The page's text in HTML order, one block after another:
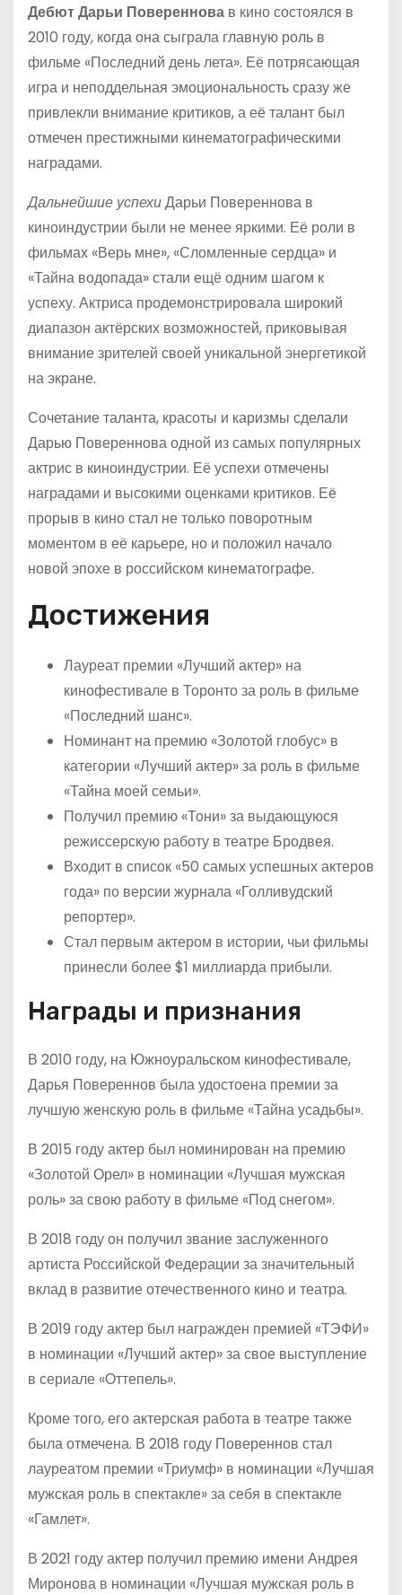
Дебют Дарьи Повереннова в кино состоялся в
2010 году, когда она сыграла главную роль в
фильме «Последний день лета». Её потрясающая
игра и неподдельная эмоциональность сразу же
привлекли внимание критиков, а её талант был
отмечен престижными кинематографическими
наградами.
Дальнейшие успехиДарьи Повереннова в
киноиндустрии были не менее яркими. Её роли в
фильмах «Верь мне», «Сломленные сердца» и
«Тайна водопада» стали ещё одним шагом к
успеху. Актриса продемонстрировала широкий
диапазон актёрских возможностей, приковывая
внимание зрителей своей уникальной энергетикой
на экране.
Сочетание таланта, красоты и каризмы сделали
Дарью Повереннова одной из самых популярных
актрис в киноиндустрии. Её успехи отмечены
наградами и высокими оценками критиков. Её
прорыв в кино стал не только поворотным
моментом в её карьере, но и положил начало
новой эпохе в российском кинематографе.
Достижения
Лауреат премии «Лучший актер» на
кинофестивале в Торонто за роль в фильме
«Последний шанс».
Номинант на премию «Золотой глобус» в
категории «Лучший актер» за роль в фильме
«Тайна моей семьи».
Получил премию «Тони» за выдающуюся
режиссерскую работу в театре Бродвея.
Входит в список «50 самых успешных актеров
года» по версии журнала «Голливудский
репортер».
Стал первым актером в истории, чьи фильмы
принесли более $1 миллиарда прибыли.
Награды и признания
В 2010 году, на Южноуральском кинофестивале,
Дарья Повереннов была удостоена премии за
лучшую женскую роль в фильме «Тайна усадьбы».
В 2015 году актер был номинирован на премию
«Золотой Орел» в номинации «Лучшая мужская
роль» за свою работу в фильме «Под снегом».
В 2018 году он получил звание заслуженного
артиста Российской Федерации за значительный
вклад в развитие отечественного кино и театра.
В 2019 году актер был награжден премией «ТЭФИ»
в номинации «Лучший актер» за свое выступление
в сериале «Оттепель».
Кроме того, его актерская работа в театре также
была отмечена. В 2018 году Повереннов стал
лауреатом премии «Триумф» в номинации «Лучшая
мужская роль в спектакле» за себя в спектакле
«Гамлет».
В 2021 году актер получил премию имени Андрея
Миронова в номинации «Лучшая мужская роль в